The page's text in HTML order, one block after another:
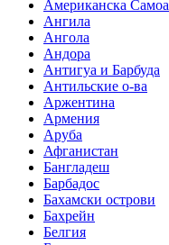
Американска Самоа
Ангила
Ангола
Андора
Антигуа и Барбуда
Антильские о-ва
Аржентина
Армения
Аруба
Афганистан
Бангладеш
Барбадос
Бахамски острови
Бахрейн
Белгия